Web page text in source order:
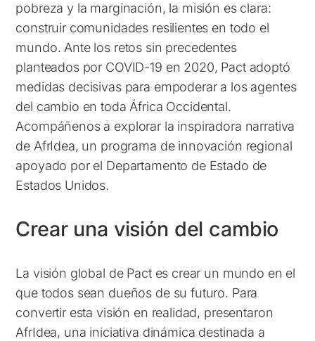
pobreza y la marginación, la misión es clara:
construir comunidades resilientes en todo el
mundo. Ante los retos sin precedentes
planteados por COVID-19 en 2020, Pact adoptó
medidas decisivas para empoderar a los agentes
del cambio en toda África Occidental.
Acompáñenos a explorar la inspiradora narrativa
de AfrIdea, un programa de innovación regional
apoyado por el Departamento de Estado de
Estados Unidos.
Crear una visión del cambio
La visión global de Pact es crear un mundo en el
que todos sean dueños de su futuro. Para
convertir esta visión en realidad, presentaron
AfrIdea, una iniciativa dinámica destinada a